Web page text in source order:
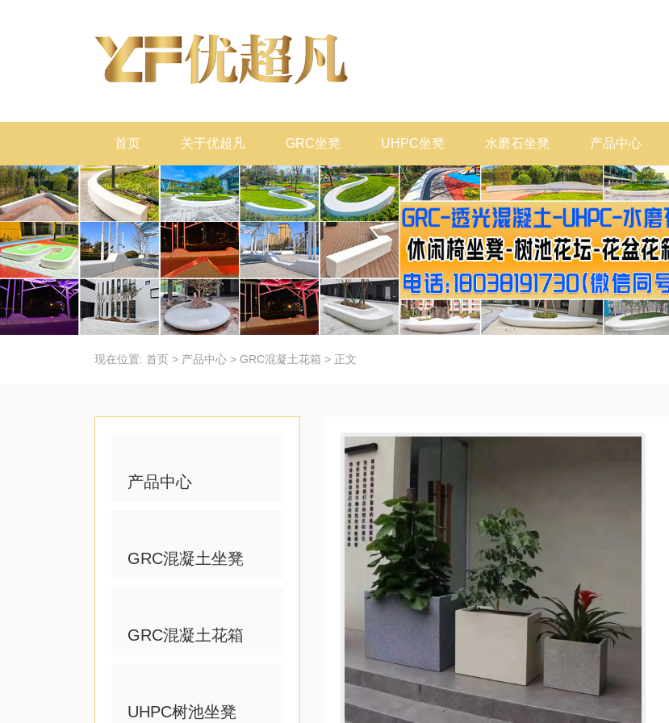
首页 关于优超凡 GRC坐凳 UHPC坐凳 水磨石坐凳 产品中心
现在位置: 首页 > 产品中心 > GRC混凝土花箱 > 正文
产品中心
GRC混凝土坐凳
GRC混凝土花箱
UHPC树池坐凳